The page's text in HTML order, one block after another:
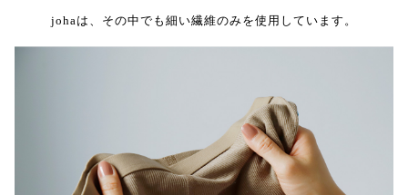
johaは、その中でも細い繊維のみを使用しています。